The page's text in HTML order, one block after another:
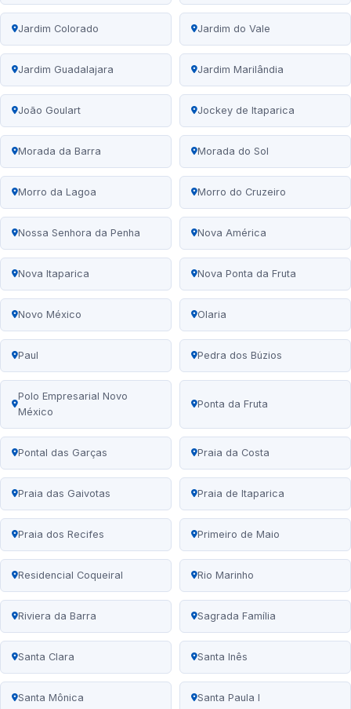
Jardim Colorado Jardim do Vale
Jardim Guadalajara Jardim Marilândia
João Goulart Jockey de Itaparica
Morada da Barra Morada do Sol
Morro da Lagoa Morro do Cruzeiro
Nossa Senhora da Penha Nova América
Nova Itaparica Nova Ponta da Fruta
Novo México Olaria
Paul Pedra dos Búzios
Polo Empresarial Novo
México
Ponta da Fruta
Pontal das Garças Praia da Costa
Praia das Gaivotas Praia de Itaparica
Praia dos Recifes Primeiro de Maio
Residencial Coqueiral Rio Marinho
Riviera da Barra Sagrada Família
Santa Clara Santa Inês
Santa Mônica Santa Paula I